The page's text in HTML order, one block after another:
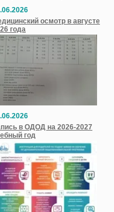
осмотр в августе
года
в ОДОД на 2026-2027
год